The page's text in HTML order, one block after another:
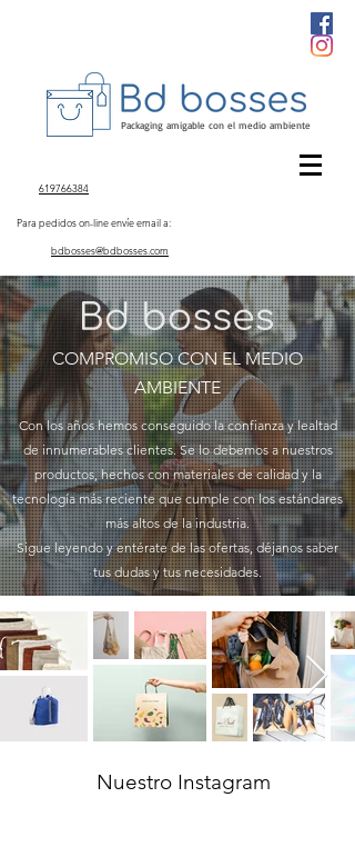
619766384
Para pedidos on-line envíe email a:
bdbosses@bdbosses.com
Packaging amigable con el medio ambiente
Nuestro Instagram
COMPROMISO CON EL MEDIO
AMBIENTE
Con los años hemos conseguido la confianza y lealtad
de innumerables clientes. Se lo debemos a nuestros
productos, hechos con materiales de calidad y la
tecnología más reciente que cumple con los estándares
más altos de la industria.
Sigue leyendo y entérate de las ofertas, déjanos saber
tus dudas y tus necesidades.